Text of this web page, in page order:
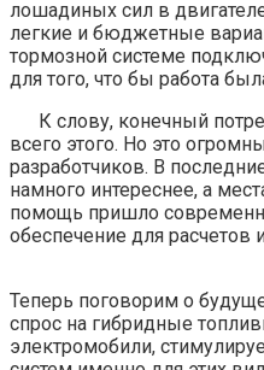
лошадиных сил в
легкие и бюджетные
тормозной системе
для того, что бы работа
К слову, конечный
всего этого. Но это
разработчиков. В
намного интереснее, а
помощь пришло
обеспечение для расчетов
Теперь поговорим о
спрос на гибридные
электромобили,